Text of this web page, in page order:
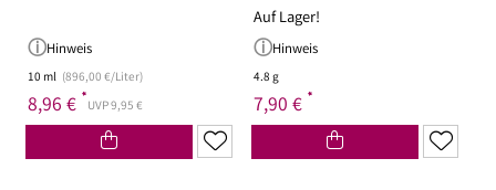
Hinweis
10 ml (896,00 €/Liter)
8,96 € *UVP 9,95 €
Auf Lager!
Hinweis
4.8 g
7,90 € *